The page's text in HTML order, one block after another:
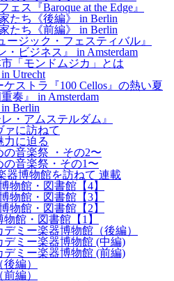
ス『Baroque at the Edge』
たち《後編》 in Berlin
たち《前編》 in Berlin
ジック・フェスティバル』
ビジネス』 in Amsterdam
「モンドムジカ」とは
Utrecht
ストラ『100 Cellos』の熱い夏
奏』 in Amsterdam
Berlin
・アムステルダム』
ァに訪ねて
力に迫る
音楽祭 ・その2〜
音楽祭・その1〜
博物館を訪ねて 連載
物館・図書館【4】
物館・図書館【3】
物館・図書館【2】
館・図書館【1】
ミー楽器博物館（後編）
ミー楽器博物館 (中編)
ミー楽器博物館 (前編)
編）
編）